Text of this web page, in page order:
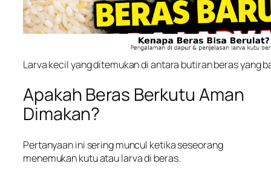
Larva kecil yang ditemukan di antara butiran beras yang
Apakah Beras Berkutu Aman
Dimakan?
Pertanyaan ini sering muncul ketika seseorang
menemukan kutu atau larva di beras.